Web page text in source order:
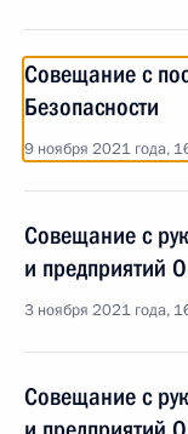
Совещание с
Безопасности
9 ноября 2021 года,
Совещание с
и предприятий
3 ноября 2021 года,
Совещание с